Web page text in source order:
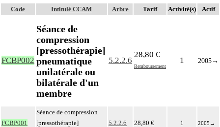
Code Intitulé CCAM Arbre Tarif Activité(s) Actif
FCBP002
Séance de
compression
[pressothérapie]
pneumatique
unilatérale ou
bilatérale d'un
membre
5.2.2.6
28,80 €
Remboursement
1 2005→
FCBP001
Séance de compression
[pressothérapie]
5.2.2.6 28,80 € 1 2005 →